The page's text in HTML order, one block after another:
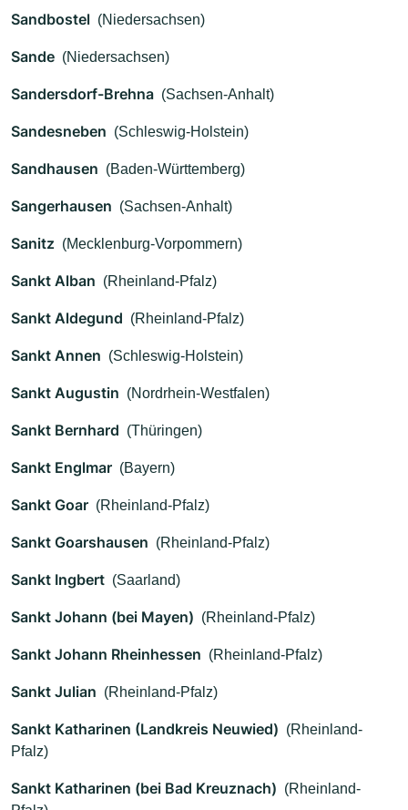
Sandbostel (Niedersachsen)
Sande (Niedersachsen)
Sandersdorf-Brehna (Sachsen-Anhalt)
Sandesneben (Schleswig-Holstein)
Sandhausen (Baden-Württemberg)
Sangerhausen (Sachsen-Anhalt)
Sanitz (Mecklenburg-Vorpommern)
Sankt Alban (Rheinland-Pfalz)
Sankt Aldegund (Rheinland-Pfalz)
Sankt Annen (Schleswig-Holstein)
Sankt Augustin (Nordrhein-Westfalen)
Sankt Bernhard (Thüringen)
Sankt Englmar (Bayern)
Sankt Goar (Rheinland-Pfalz)
Sankt Goarshausen (Rheinland-Pfalz)
Sankt Ingbert (Saarland)
Sankt Johann (bei Mayen) (Rheinland-Pfalz)
Sankt Johann Rheinhessen (Rheinland-Pfalz)
Sankt Julian (Rheinland-Pfalz)
Sankt Katharinen (Landkreis Neuwied) (Rheinland-
Pfalz)
Sankt Katharinen (bei Bad Kreuznach) (Rheinland-